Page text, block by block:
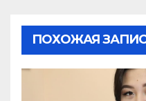
ПОХОЖАЯ